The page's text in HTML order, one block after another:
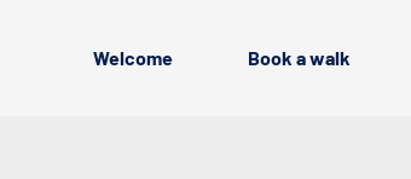
Welcome Book a walk